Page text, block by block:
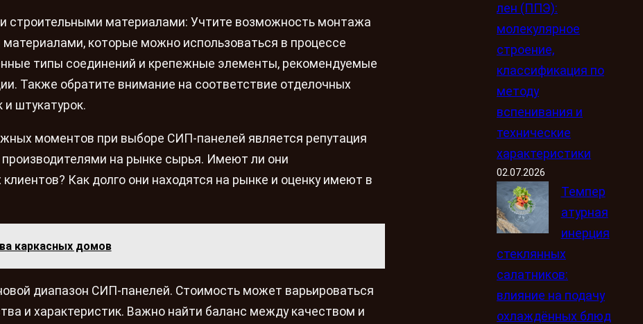
строительными материалами: Учтите возможность монтажа
которые можно использоваться в процессе
типы соединений и крепежные элементы, рекомендуемые
Также обратите внимание на соответствие отделочных
штукатурок.
моментов при выборе СИП-панелей является репутация
на рынке сырья. Имеют ли они
Как долго они находятся на рынке и оценку имеют в
каркасных домов
диапазон СИП-панелей. Стоимость может варьироваться
и характеристик. Важно найти баланс между качеством и
лен (ППЭ):
молекулярное
строение,
классификация по
методу
вспенивания и
технические
характеристики
02.07.2026
Темпер
атурная
инерция
стеклянных
салатников:
влияние на подачу
охлаждённых блюд